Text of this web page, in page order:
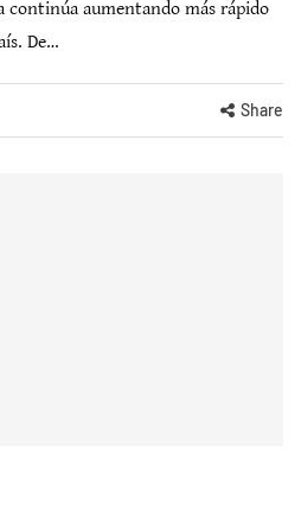
continúa aumentando más rápido
De…
Share